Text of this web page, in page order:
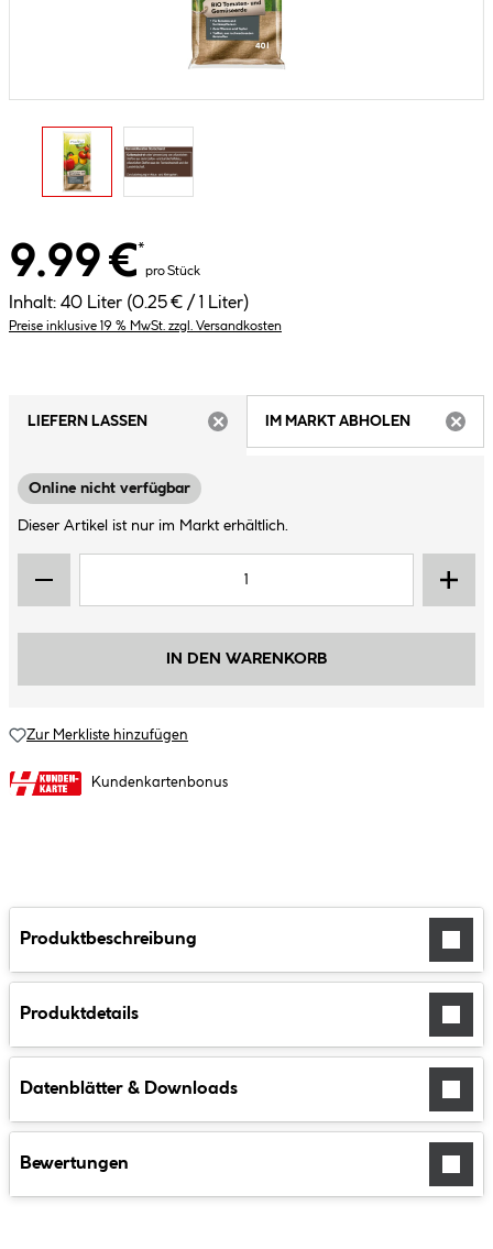
9.99 €*
pro Stück
Inhalt: 40 Liter (0.25 € / 1 Liter)
Preise inklusive 19 % MwSt. zzgl. Versandkosten
LIEFERN LASSEN
IM MARKT ABHOLEN
Online nicht verfügbar
Dieser Artikel ist nur im Markt erhältlich.
IN DEN WARENKORB
Zur Merkliste hinzufügen
Kundenkartenbonus
Produktbeschreibung
Produktdetails
Datenblätter & Downloads
Bewertungen